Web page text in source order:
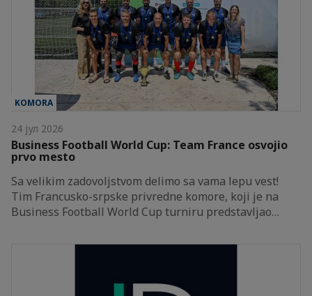
KOMORA
24 јул 2026
Business Football World Cup: Team France osvojio
prvo mesto
Sa velikim zadovoljstvom delimo sa vama lepu vest!
Tim Francusko-srpske privredne komore, koji je na
Business Football World Cup turniru predstavljao…